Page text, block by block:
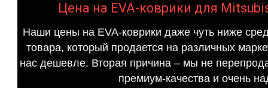
Цена на EVA-коврики для
Наши цены на EVA-коврики даже чуть ниже
товара, который продается на различных
нас дешевле. Вторая причина – мы не
премиум-качества и очень